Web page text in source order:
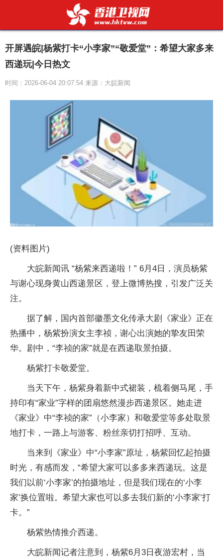
开屏遇皖|杨紫打卡“小李家”“敬爱堂”：希望大家多来
西递玩|今日热文
时间：2026-06-04 20:07:54 来源：大皖新闻
(资料图片)
大皖新闻讯 “杨紫来西递啦！” 6月4日，演员杨紫
与谢心现身黄山西递景区，登上微博热搜，引发广泛关
注。
据了解，国内首部徽墨文化传承大剧《家业》正在
热播中，杨紫扮演女主李祯，谢心出演她的挚友田荣
华。剧中，“李祯的家”就是在西递取景拍摄。
杨紫打卡敬爱堂。
当天下午，杨紫身着新中式裙装，梳着侧马尾，手
持印有“家业”字样的团扇悠然漫步西递景区。她走进
《家业》中“李祯的家”（小李家）和敬爱堂等多处取景
地打卡，一路上与游客、粉丝亲切打招呼、互动。
当来到《家业》中“小李家”原址，杨紫回忆起拍摄
时光，有感而发，“希望大家可以多多来西递玩。这是
我们以前‘小李家’的拍摄地址，但是我们现在的‘小李
家’换位置啦。希望大家也可以多去我们新的‘小李家’打
卡。”
杨紫热情推介西递。
大皖新闻记者注意到，杨紫6月3日夜游宏村，当